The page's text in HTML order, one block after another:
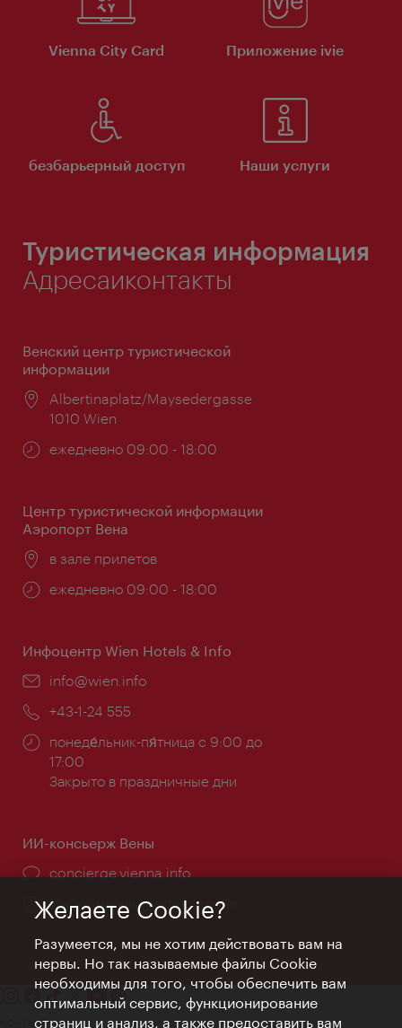
Vienna City Card Приложение ivie
безбарьерный доступ Наши услуги
Туристическая информация
Адресаиконтакты
Венский центр туристической
информации
Расположение:
Albertinaplatz/Maysedergasse
1010 Wien
Часы
ежедневно 09:00 - 18:00
Центр туристической информации
Аэропорт Вена
Расположение:
в зале прилетов
Часы
ежедневно 09:00 - 18:00
Инфоцентр Wien Hotels & Info
Эл.
info@wien.info
Телефон:
+43-1-24 555
Часы
работы:
понеде́льник-пя́тница с 9:00 до
17:00
Закрыто в праздничные дни
ИИ-консьерж Вены
concierge.vienna.info
Информация круглосуточно
Контакт
Желаете Cookie?
Разумеется, мы не хотим действовать вам на
нервы. Но так называемые файлы Cookie
необходимы для того, чтобы обеспечить вам
оптимальный сервис, функционирование
страниц и анализ, а также предоставить вам